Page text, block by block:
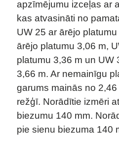
apzīmējumu izceļas ar
kas atvasināti no
UW 25 ar ārējo
ārējo platumu 3,06 m,
platumu 3,36 m un UW
3,66 m. Ar nemainīgu
garums mainās no
režģī. Norādītie izmēri
biezumu 140 mm.
pie sienu biezuma 140